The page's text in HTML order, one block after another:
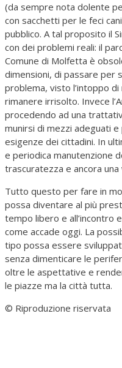
(da sempre nota dolente
con sacchetti per le feci
pubblico. A tal proposito il
con dei problemi reali: il
Comune di Molfetta è
dimensioni, di passare per
problema, visto l’intoppo
rimanere irrisolto. Invece
procedendo ad una
munirsi di mezzi adeguati
esigenze dei cittadini. In
e periodica manutenzione
trascuratezza e ancora
Tutto questo per fare in
possa diventare al più
tempo libero e all’incontro
come accade oggi. La
tipo possa essere
senza dimenticare le
oltre le aspettative e
le piazze ma la città tutta.
© Riproduzione riservata